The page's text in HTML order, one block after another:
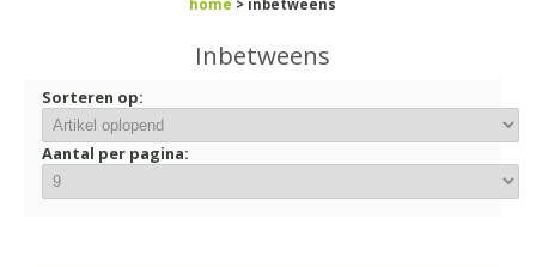
home > inbetweens
Inbetweens
Sorteren op:
Aantal per pagina: